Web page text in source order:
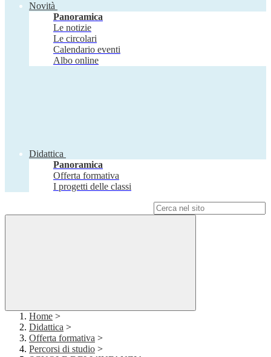
Novità
Panoramica
Le notizie
Le circolari
Calendario eventi
Albo online
Didattica
Panoramica
Offerta formativa
I progetti delle classi
Home >
Didattica >
Offerta formativa >
Percorsi di studio >